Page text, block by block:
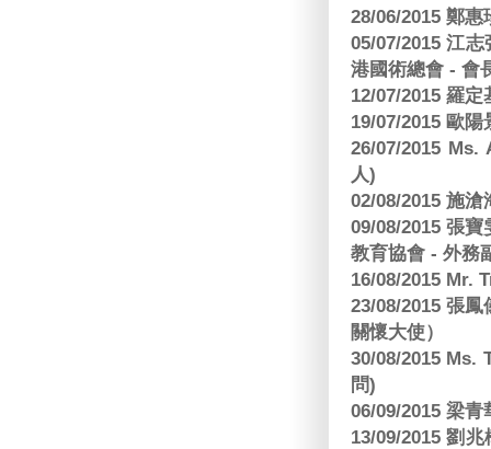
28/06/2015 鄭
05/07/2015 江
港國術總會 - 會
12/07/2015 羅
19/07/2015 歐
26/07/2015
人)
02/08/2015 施
09/08/2015 張
教育協會 - 外務
16/08/2015 Mr.
23/08/2015 張
關懷大使）
30/08/2015 Ms.
問)
06/09/2015 梁
13/09/2015 劉